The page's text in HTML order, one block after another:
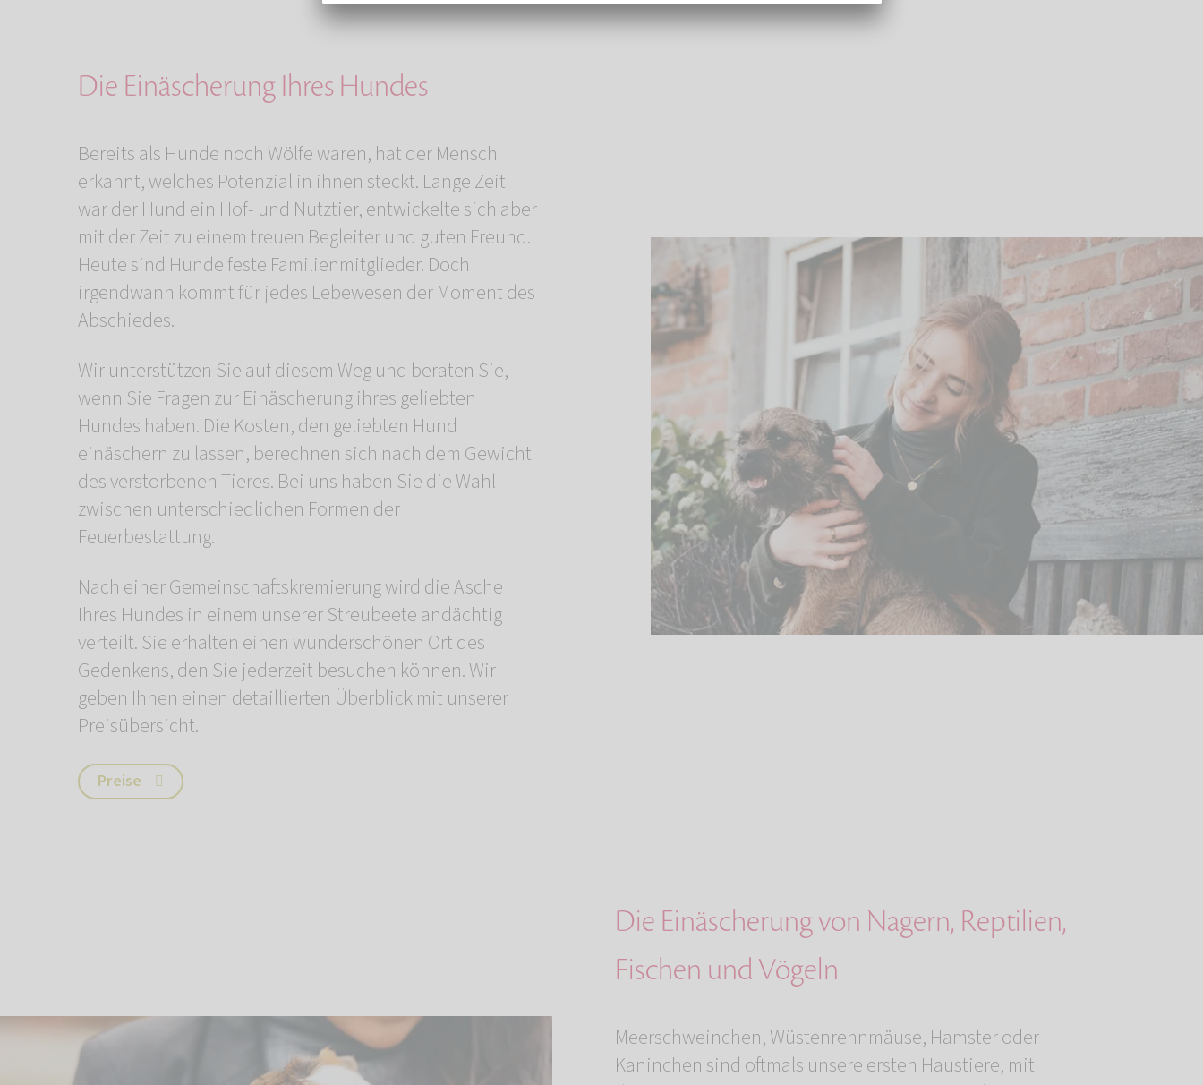
Die Einäscherung Ihres Hundes
Bereits als Hunde noch Wölfe waren, hat der Mensch
erkannt, welches Potenzial in ihnen steckt. Lange Zeit
war der Hund ein Hof- und Nutztier, entwickelte sich aber
mit der Zeit zu einem treuen Begleiter und guten Freund.
Heute sind Hunde feste Familienmitglieder. Doch
irgendwann kommt für jedes Lebewesen der Moment des
Abschiedes.
Wir unterstützen Sie auf diesem Weg und beraten Sie,
wenn Sie Fragen zur Einäscherung ihres geliebten
Hundes haben. Die Kosten, den geliebten Hund
einäschern zu lassen, berechnen sich nach dem Gewicht
des verstorbenen Tieres. Bei uns haben Sie die Wahl
zwischen unterschiedlichen Formen der
Feuerbestattung.
Nach einer Gemeinschaftskremierung wird die Asche
Ihres Hundes in einem unserer Streubeete andächtig
verteilt. Sie erhalten einen wunderschönen Ort des
Gedenkens, den Sie jederzeit besuchen können. Wir
geben Ihnen einen detaillierten Überblick mit unserer
Preisübersicht.
Preise
Die Einäscherung von Nagern, Reptilien,
Fischen und Vögeln
Meerschweinchen, Wüstenrennmäuse, Hamster oder
Kaninchen sind oftmals unsere ersten Haustiere, mit